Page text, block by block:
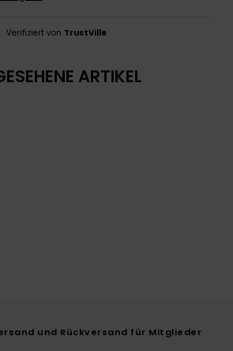
Verifiziert von TrustVille
ARTIKEL
und Rückversand für Mitglieder